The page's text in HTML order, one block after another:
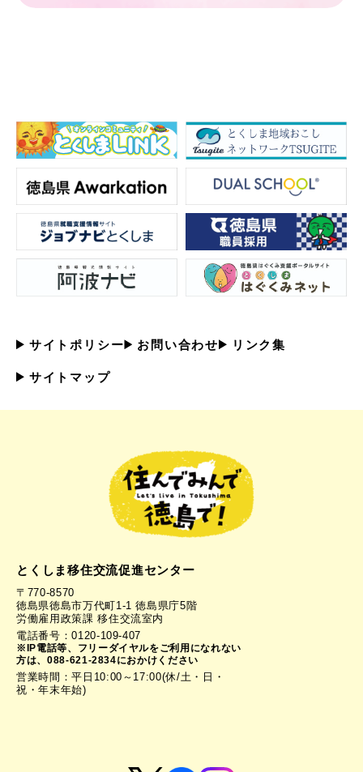
サイトポリシー お問い合わせ リンク集
サイトマップ
とくしま移住交流促進センター
〒770-8570
徳島県徳島市万代町1-1 徳島県庁5階
労働雇用政策課 移住交流室内
電話番号：0120-109-407
※IP電話等、フリーダイヤルをご利用になれない
方は、088-621-2834におかけください
営業時間：平日10:00～17:00(休/土・日・
祝・年末年始)